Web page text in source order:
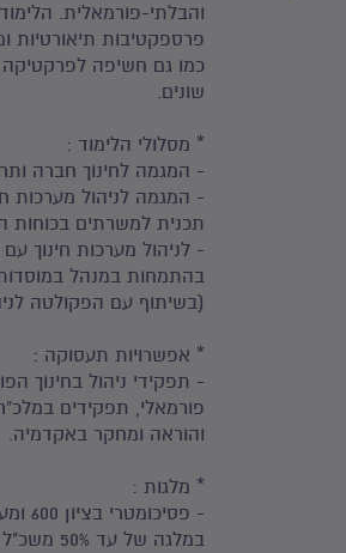
והבלתי-פורמאלית.
פרספקטיבות תיאורטיות
כמו גם חשיפה לפרקטיקה
שונים.
* מסלולי הלימוד :
- המגמה לחינוך חברה
- המגמה לניהול מערכות
תכנית למשרתים בכוחות
- לניהול מערכות חינוך עם
בהתמחות במנהל
(בשיתוף עם הפקולטה
* אפשרויות תעסוקה :
- תפקידי ניהול בחינוך
פורמאלי, תפקידים
והוראה ומחקר באקדמיה.
* מלגות :
-
במלגה של